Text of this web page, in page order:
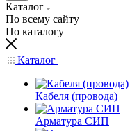
Каталог
По всему сайту
По каталогу
Каталог
Кабеля (провода)
Арматура СИП